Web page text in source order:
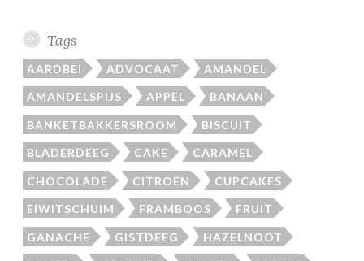
Tags
AARDBEI ADVOCAAT AMANDEL
AMANDELSPIJS APPEL BANAAN
BANKETBAKKERSROOM BISCUIT
BLADERDEEG CAKE CARAMEL
CHOCOLADE CITROEN CUPCAKES
EIWITSCHUIM FRAMBOOS FRUIT
GANACHE GISTDEEG HAZELNOOT